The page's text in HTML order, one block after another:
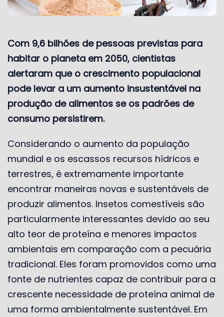
Com 9,6 bilhões de pessoas previstas para
habitar o planeta em 2050, cientistas
alertaram que o crescimento populacional
pode levar a um aumento insustentável na
produção de alimentos se os padrões de
consumo persistirem.
Considerando o aumento da população
mundial e os escassos recursos hídricos e
terrestres, é extremamente importante
encontrar maneiras novas e sustentáveis ​​de
produzir alimentos. Insetos comestíveis são
particularmente interessantes devido ao seu
alto teor de proteína e menores impactos
ambientais em comparação com a pecuária
tradicional. Eles foram promovidos como uma
fonte de nutrientes capaz de contribuir para a
crescente necessidade de proteína animal de
uma forma ambientalmente sustentável. Em